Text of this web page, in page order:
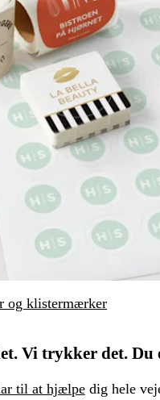
og klistermærker
Vi trykker det. Du
til at hjælpe dig hele